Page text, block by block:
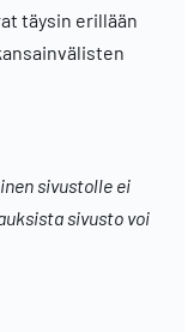
täysin erillään
sivustolle ei
sivusto voi